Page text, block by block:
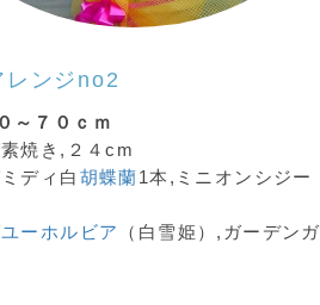
ンジno2
～７０ｃｍ
き,２４cm
ディ白 胡蝶蘭1本,ミニオンシジー
ユーホルビア
（白雪姫）,ガーデンガ